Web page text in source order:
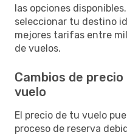
las opciones
seleccionar tu destino
mejores tarifas entre
de vuelos.
Cambios de
vuelo
El precio de tu vuelo
proceso de reserva